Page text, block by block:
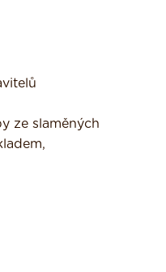
ze slaměných